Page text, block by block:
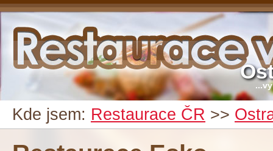
Kde jsem: Restaurace ČR >>